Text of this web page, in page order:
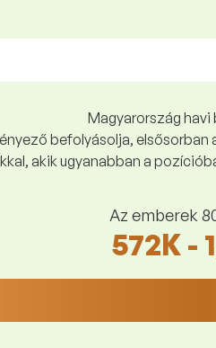
Magyarország
befolyásolja,
akik ugyanabban a
Az emberek
572K -